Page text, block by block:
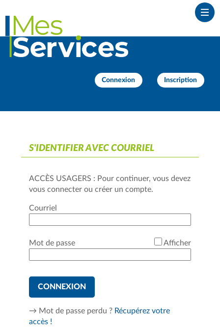
Connexion Inscription
S'IDENTIFIER AVEC COURRIEL
ACCÈS USAGERS : Pour continuer, vous devez
vous connecter ou créer un compte.
Courriel
Mot de passe Afficher
CONNEXION
→ Mot de passe perdu ? Récupérez votre
accès !